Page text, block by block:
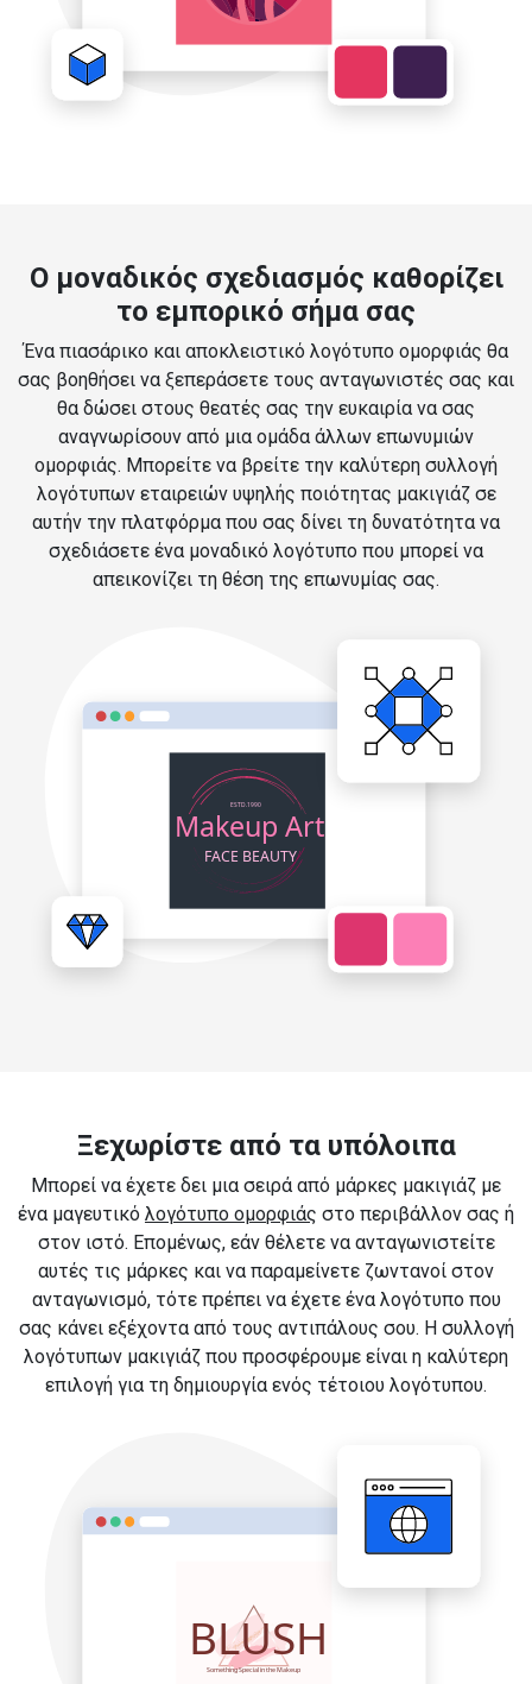
Ο μοναδικός σχεδιασμός καθορίζει
το εμπορικό σήμα σας
Ένα πιασάρικο και αποκλειστικό λογότυπο ομορφιάς θα
σας βοηθήσει να ξεπεράσετε τους ανταγωνιστές σας και
θα δώσει στους θεατές σας την ευκαιρία να σας
αναγνωρίσουν από μια ομάδα άλλων επωνυμιών
ομορφιάς. Μπορείτε να βρείτε την καλύτερη συλλογή
λογότυπων εταιρειών υψηλής ποιότητας μακιγιάζ σε
αυτήν την πλατφόρμα που σας δίνει τη δυνατότητα να
σχεδιάσετε ένα μοναδικό λογότυπο που μπορεί να
απεικονίζει τη θέση της επωνυμίας σας.
Ξεχωρίστε από τα υπόλοιπα
Μπορεί να έχετε δει μια σειρά από μάρκες μακιγιάζ με
ένα μαγευτικό λογότυπο ομορφιάς στο περιβάλλον σας ή
στον ιστό. Επομένως, εάν θέλετε να ανταγωνιστείτε
αυτές τις μάρκες και να παραμείνετε ζωντανοί στον
ανταγωνισμό, τότε πρέπει να έχετε ένα λογότυπο που
σας κάνει εξέχοντα από τους αντιπάλους σου. Η συλλογή
λογότυπων μακιγιάζ που προσφέρουμε είναι η καλύτερη
επιλογή για τη δημιουργία ενός τέτοιου λογότυπου.